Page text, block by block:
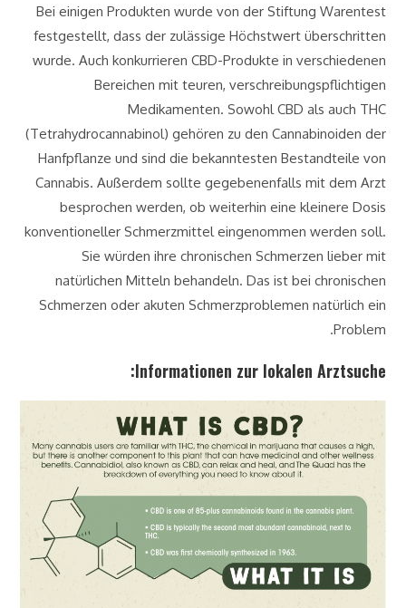
Bei einigen Produkten wurde von der Stiftung Warentest
festgestellt, dass der zulässige Höchstwert überschritten
wurde. Auch konkurrieren CBD-Produkte in verschiedenen
Bereichen mit teuren, verschreibungspflichtigen
Medikamenten. Sowohl CBD als auch THC
(Tetrahydrocannabinol) gehören zu den Cannabinoiden der
Hanfpflanze und sind die bekanntesten Bestandteile von
Cannabis. Außerdem sollte gegebenenfalls mit dem Arzt
besprochen werden, ob weiterhin eine kleinere Dosis
konventioneller Schmerzmittel eingenommen werden soll.
Sie würden ihre chronischen Schmerzen lieber mit
natürlichen Mitteln behandeln. Das ist bei chronischen
Schmerzen oder akuten Schmerzproblemen natürlich ein
Problem.
Informationen zur lokalen Arztsuche: